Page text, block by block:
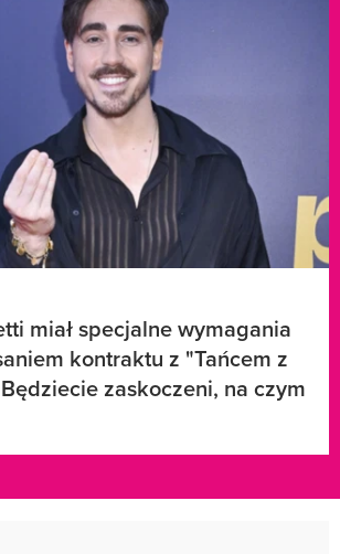
miał specjalne wymagania
kontraktu z "Tańcem z
zaskoczeni, na czym